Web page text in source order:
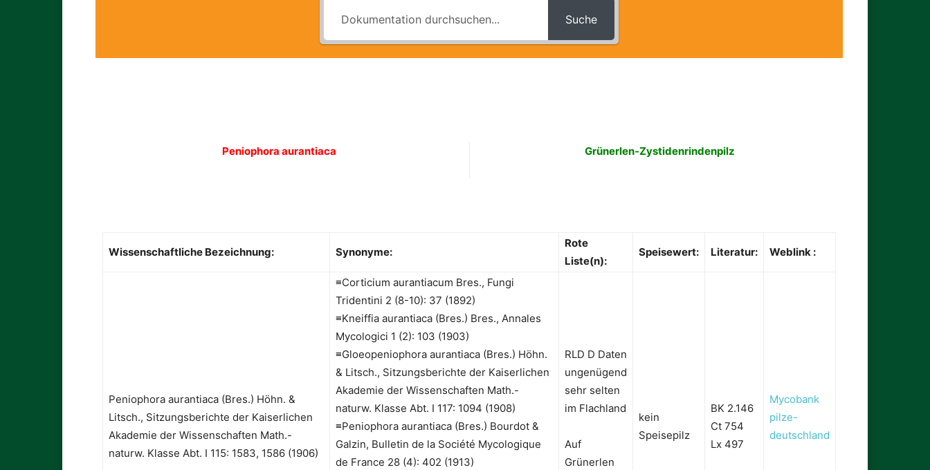
Suche
Peniophora aurantiaca Grünerlen-Zystidenrindenpilz
Wissenschaftliche Bezeichnung: Synonyme:
Rote
Liste(n):
Speisewert: Literatur: Weblink :
Peniophora aurantiaca (Bres.) Höhn. &
Litsch., Sitzungsberichte der Kaiserlichen
Akademie der Wissenschaften Math.-
naturw. Klasse Abt. I 115: 1583, 1586 (1906)
≡Corticium aurantiacum Bres., Fungi
Tridentini 2 (8-10): 37 (1892)
≡Kneiffia aurantiaca (Bres.) Bres., Annales
Mycologici 1 (2): 103 (1903)
≡Gloeopeniophora aurantiaca (Bres.) Höhn.
& Litsch., Sitzungsberichte der Kaiserlichen
Akademie der Wissenschaften Math.-
naturw. Klasse Abt. I 117: 1094 (1908)
≡Peniophora aurantiaca (Bres.) Bourdot &
Galzin, Bulletin de la Société Mycologique
de France 28 (4): 402 (1913)
RLD D Daten
ungenügend
sehr selten
im Flachland
Auf
Grünerlen
kein
Speisepilz
BK 2.146
Ct 754
Lx 497
Mycobank
pilze-
deutschland